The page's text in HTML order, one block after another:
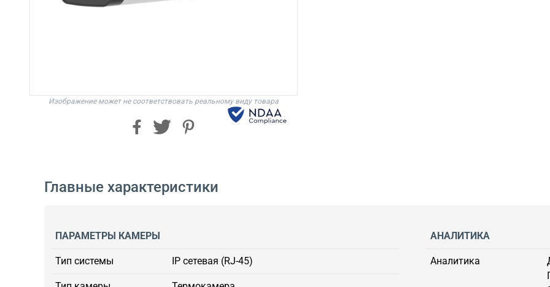
Изображение может не соответствовать реальному виду товара
Главные характеристики
ПАРАМЕТРЫ КАМЕРЫ
Тип системы IP сетевая (RJ-45)
АНАЛИТИКА
Аналитика